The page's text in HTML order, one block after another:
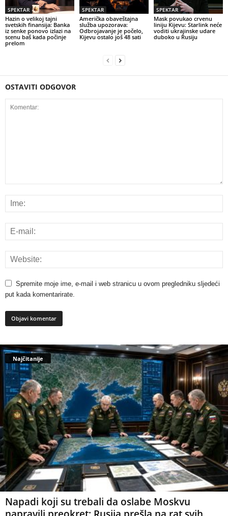
SPEKTAR
Hazin o velikoj tajni
svetskih finansija: Banka
iz senke ponovo izlazi na
scenu baš kada počinje
prelom
SPEKTAR
Američka obaveštajna
služba upozorava:
Odbrojavanje je počelo,
Kijevu ostalo još 48 sati
SPEKTAR
Mask povukao crvenu
liniju Kijevu: Starlink neće
voditi ukrajinske udare
duboko u Rusiju
OSTAVITI ODGOVOR
Spremite moje ime, e-mail i web stranicu u ovom pregledniku sljedeći
put kada komentarirate.
Najčitanije
Napadi koji su trebali da oslabe Moskvu